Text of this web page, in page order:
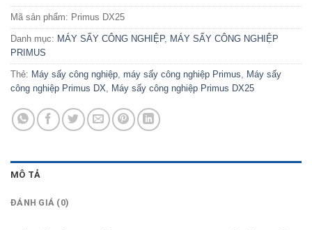
Mã sản phẩm: Primus DX25
Danh mục: MÁY SẤY CÔNG NGHIỆP, MÁY SẤY CÔNG NGHIỆP
PRIMUS
Thẻ: Máy sấy công nghiệp, máy sấy công nghiệp Primus, Máy sấy
công nghiệp Primus DX, Máy sấy công nghiệp Primus DX25
MÔ TẢ
ĐÁNH GIÁ (0)